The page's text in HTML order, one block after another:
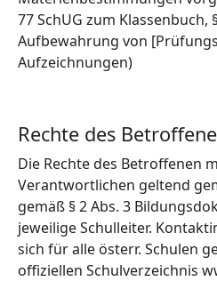
77 SchUG zum Klassenbuch,
Aufbewahrung von
Aufzeichnungen)
Rechte des
Die Rechte des Betroffenen
Verantwortlichen geltend
gemäß § 2 Abs. 3
jeweilige Schulleiter.
sich für alle österr. Schulen
offiziellen Schulverzeichnis